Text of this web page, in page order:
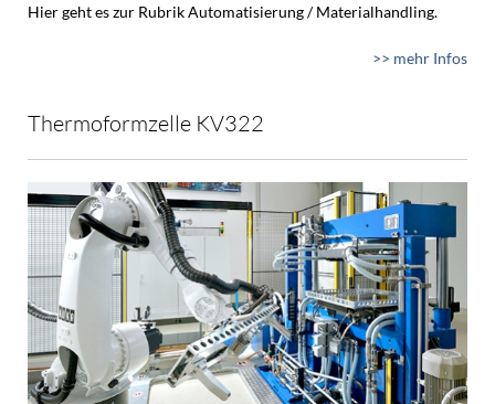
Hier geht es zur Rubrik Automatisierung / Materialhandling.
>> mehr Infos
Thermoformzelle KV322